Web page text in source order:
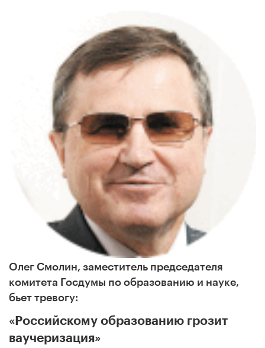
Олег Смолин, заместитель председателя
комитета Госдумы по образованию и науке,
бьет тревогу:
«Российскому образованию грозит
ваучеризация»